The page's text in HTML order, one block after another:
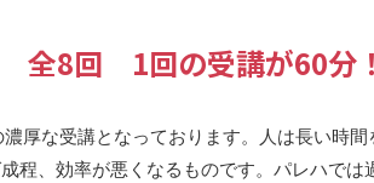
全8回 1回の受講が60分！
厚な受講となっております。人は長い時
程、効率が悪くなるものです。パレハでは